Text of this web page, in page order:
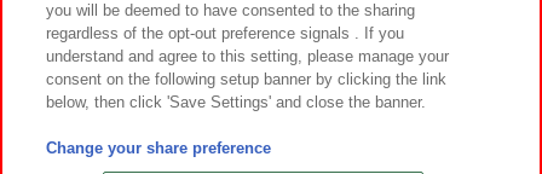
©Bandai Namco Amusement Inc.
©Bandai Namco Amusement Lab Inc.
you will be deemed to have consented to the sharing
regardless of the opt-out preference signals . If you
understand and agree to this setting, please manage your
consent on the following setup banner by clicking the link
below, then click 'Save Settings' and close the banner.
Change your share preference